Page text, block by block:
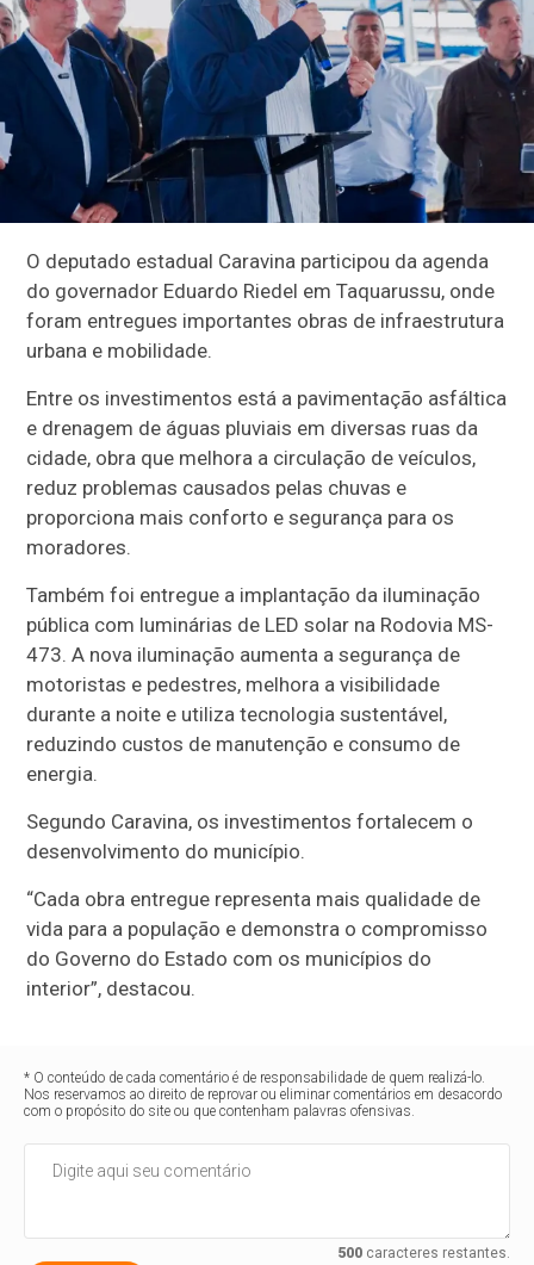
O deputado estadual Caravina participou da agenda
do governador Eduardo Riedel em Taquarussu, onde
foram entregues importantes obras de infraestrutura
urbana e mobilidade.
Entre os investimentos está a pavimentação asfáltica
e drenagem de águas pluviais em diversas ruas da
cidade, obra que melhora a circulação de veículos,
reduz problemas causados pelas chuvas e
proporciona mais conforto e segurança para os
moradores.
Também foi entregue a implantação da iluminação
pública com luminárias de LED solar na Rodovia MS-
473. A nova iluminação aumenta a segurança de
motoristas e pedestres, melhora a visibilidade
durante a noite e utiliza tecnologia sustentável,
reduzindo custos de manutenção e consumo de
energia.
Segundo Caravina, os investimentos fortalecem o
desenvolvimento do município.
“Cada obra entregue representa mais qualidade de
vida para a população e demonstra o compromisso
do Governo do Estado com os municípios do
interior”, destacou.
* O conteúdo de cada comentário é de responsabilidade de quem realizá-lo.
Nos reservamos ao direito de reprovar ou eliminar comentários em desacordo
com o propósito do site ou que contenham palavras ofensivas.
500caracteres restantes.